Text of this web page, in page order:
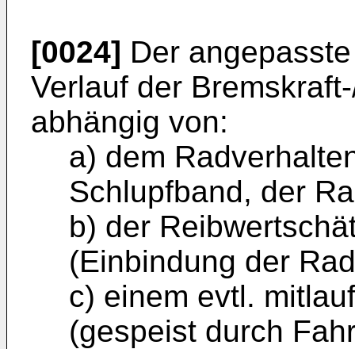
[0024] Der
Verlauf der
abhängig von:
a) dem
Schlupfband, der
b) der
(Einbindung der
c) einem evtl.
(gespeist durch